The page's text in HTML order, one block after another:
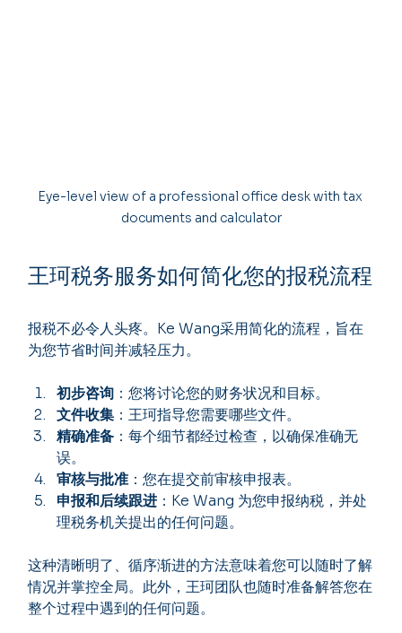
Eye-level view of a professional office desk with tax
documents and calculator
王珂税务服务如何简化您的报税流程
报税不必令人头疼。Ke Wang采用简化的流程，旨在
为您节省时间并减轻压力。
初步咨询 ：您将讨论您的财务状况和目标。
文件收集 ：王珂指导您需要哪些文件。
精确准备 ：每个细节都经过检查，以确保准确无
误。
审核与批准 ：您在提交前审核申报表。
申报和后续跟进 ：Ke Wang 为您申报纳税，并处
理税务机关提出的任何问题。
这种清晰明了、循序渐进的方法意味着您可以随时了解
情况并掌控全局。此外，王珂团队也随时准备解答您在
整个过程中遇到的任何问题。